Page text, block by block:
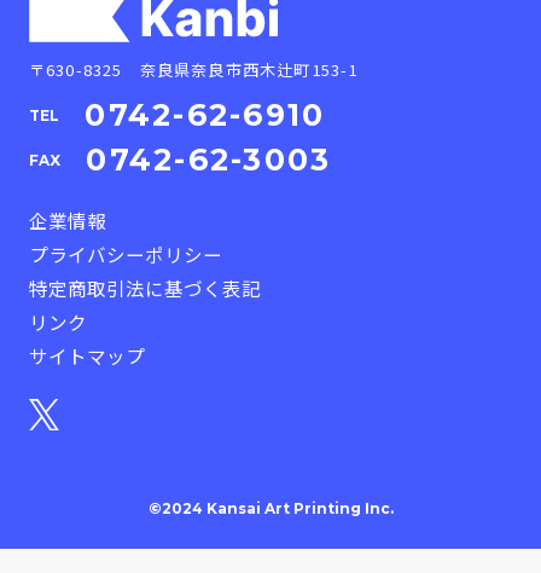
〒630-8325 奈良県奈良市西木辻町153-1
TEL 0742-62-6910
FAX 0742-62-3003
企業情報
プライバシーポリシー
特定商取引法に基づく表記
リンク
サイトマップ
©2024 Kansai Art Printing Inc.